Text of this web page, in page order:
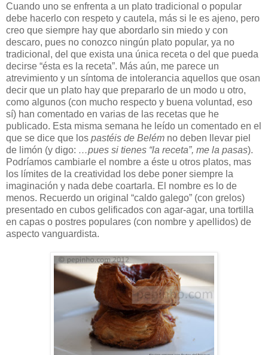
Cuando uno se enfrenta a un plato tradicional o popular
debe hacerlo con respeto y cautela, más si le es ajeno, pero
creo que siempre hay que abordarlo sin miedo y con
descaro, pues no conozco ningún plato popular, ya no
tradicional, del que exista una única receta o del que pueda
decirse “ésta es la receta”. Más aún, me parece un
atrevimiento y un síntoma de intolerancia aquellos que osan
decir que un plato hay que prepararlo de un modo u otro,
como algunos (con mucho respecto y buena voluntad, eso
sí) han comentado en varias de las recetas que he
publicado. Esta misma semana he leído un comentado en el
que se dice que los pastéis de Belém no deben llevar piel
de limón (y digo: …pues si tienes “la receta”, me la pasas).
Podríamos cambiarle el nombre a éste u otros platos, mas
los límites de la creatividad los debe poner siempre la
imaginación y nada debe coartarla. El nombre es lo de
menos. Recuerdo un original “caldo galego” (con grelos)
presentado en cubos gelificados con agar-agar, una tortilla
en capas o postres populares (con nombre y apellidos) de
aspecto vanguardista.